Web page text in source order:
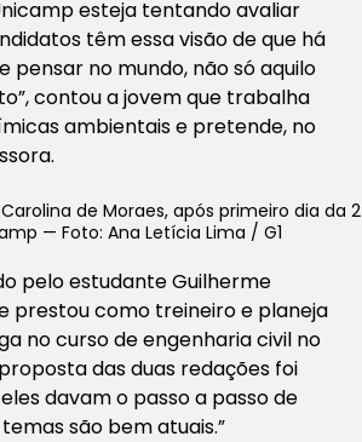
esteja tentando avaliar
têm essa visão de que há
pensar no mundo, não só aquilo
contou a jovem que trabalha
ambientais e pretende, no
de Moraes, após primeiro dia da
— Foto: Ana Letícia Lima / G1
pelo estudante Guilherme
prestou como treineiro e planeja
no curso de engenharia civil no
das duas redações foi
davam o passo a passo de
são bem atuais.”